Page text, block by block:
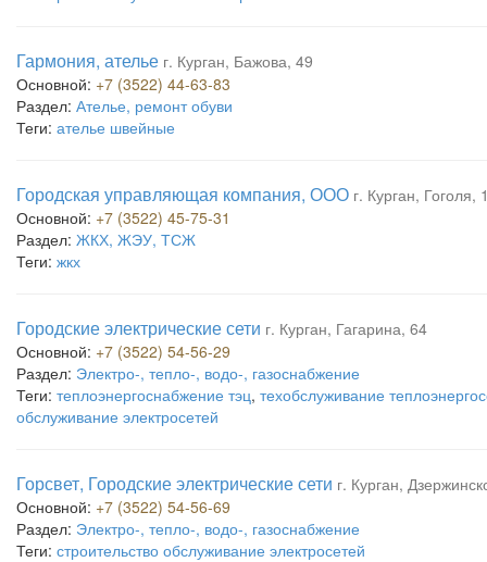
Гармония, ателье г. Курган, Бажова, 49
Основной: +7 (3522) 44-63-83
Раздел: Ателье, ремонт обуви
Теги: ателье швейные
Городская управляющая компания, ООО г. Курган, Гоголя,
Основной: +7 (3522) 45-75-31
Раздел: ЖКХ, ЖЭУ, ТСЖ
Теги: жкх
Городские электрические сети г. Курган, Гагарина, 64
Основной: +7 (3522) 54-56-29
Раздел: Электро-, тепло-, водо-, газоснабжение
Теги: теплоэнергоснабжение тэц, техобслуживание
обслуживание электросетей
Горсвет, Городские электрические сети г. Курган,
Основной: +7 (3522) 54-56-69
Раздел: Электро-, тепло-, водо-, газоснабжение
Теги: строительство обслуживание электросетей